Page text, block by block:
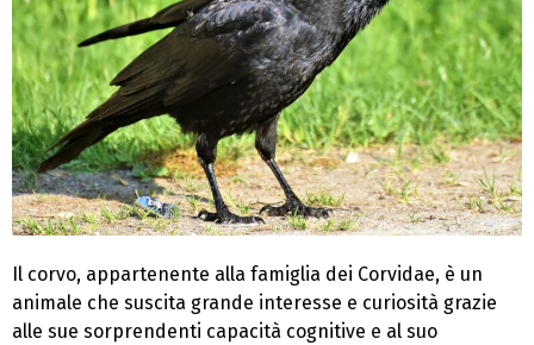
Il corvo, appartenente alla famiglia dei Corvidae, è un
animale che suscita grande interesse e curiosità grazie
alle sue sorprendenti capacità cognitive e al suo